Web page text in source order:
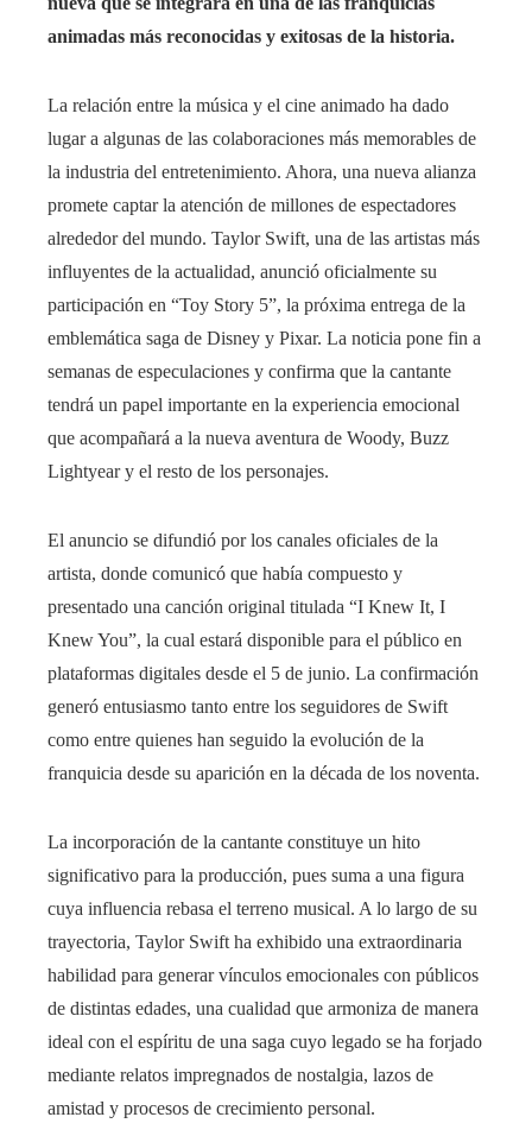
animadas más reconocidas y exitosas de la historia.
La relación entre la música y el cine animado ha dado
lugar a algunas de las colaboraciones más memorables de
la industria del entretenimiento. Ahora, una nueva alianza
promete captar la atención de millones de espectadores
alrededor del mundo. Taylor Swift, una de las artistas más
influyentes de la actualidad, anunció oficialmente su
participación en “Toy Story 5”, la próxima entrega de la
emblemática saga de Disney y Pixar. La noticia pone fin a
semanas de especulaciones y confirma que la cantante
tendrá un papel importante en la experiencia emocional
que acompañará a la nueva aventura de Woody, Buzz
Lightyear y el resto de los personajes.
El anuncio se difundió por los canales oficiales de la
artista, donde comunicó que había compuesto y
presentado una canción original titulada “I Knew It, I
Knew You”, la cual estará disponible para el público en
plataformas digitales desde el 5 de junio. La confirmación
generó entusiasmo tanto entre los seguidores de Swift
como entre quienes han seguido la evolución de la
franquicia desde su aparición en la década de los noventa.
La incorporación de la cantante constituye un hito
significativo para la producción, pues suma a una figura
cuya influencia rebasa el terreno musical. A lo largo de su
trayectoria, Taylor Swift ha exhibido una extraordinaria
habilidad para generar vínculos emocionales con públicos
de distintas edades, una cualidad que armoniza de manera
ideal con el espíritu de una saga cuyo legado se ha forjado
mediante relatos impregnados de nostalgia, lazos de
amistad y procesos de crecimiento personal.